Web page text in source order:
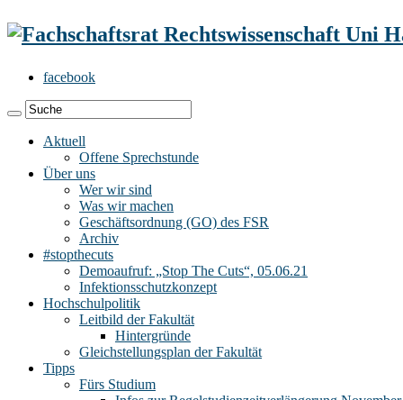
facebook
Aktuell
Offene Sprechstunde
Über uns
Wer wir sind
Was wir machen
Geschäftsordnung (GO) des FSR
Archiv
#stopthecuts
Demoaufruf: „Stop The Cuts“, 05.06.21
Infektionsschutzkonzept
Hochschulpolitik
Leitbild der Fakultät
Hintergründe
Gleichstellungsplan der Fakultät
Tipps
Fürs Studium